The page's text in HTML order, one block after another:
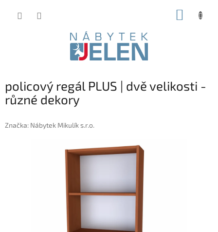
policový regál PLUS | dvě velikosti -
různé dekory
Značka: Nábytek Mikulík s.r.o.